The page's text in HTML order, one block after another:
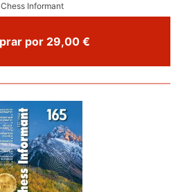
Chess Informant
Comprar por 29,00 €